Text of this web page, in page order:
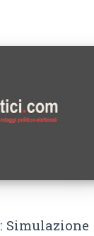
Simulazione